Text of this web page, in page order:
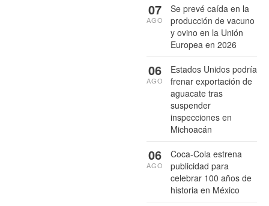
Se prevé caída en la
producción de vacuno
y ovino en la Unión
Europea en 2026
07
AGO
Estados Unidos podría
frenar exportación de
aguacate tras
suspender
inspecciones en
Michoacán
06
AGO
Coca-Cola estrena
publicidad para
celebrar 100 años de
historia en México
06
AGO